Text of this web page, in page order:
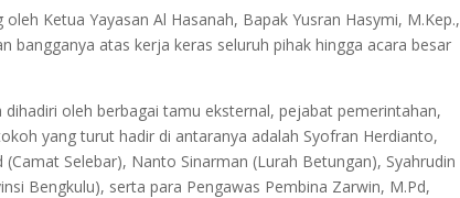
Ketua Yayasan Al Hasanah, Bapak Yusran Hasymi, M.Kep.,
bangganya atas kerja keras seluruh pihak hingga acara besar
oleh berbagai tamu eksternal, pejabat pemerintahan,
yang turut hadir di antaranya adalah Syofran Herdianto,
Selebar), Nanto Sinarman (Lurah Betungan), Syahrudin
Bengkulu), serta para Pengawas Pembina Zarwin, M.Pd,